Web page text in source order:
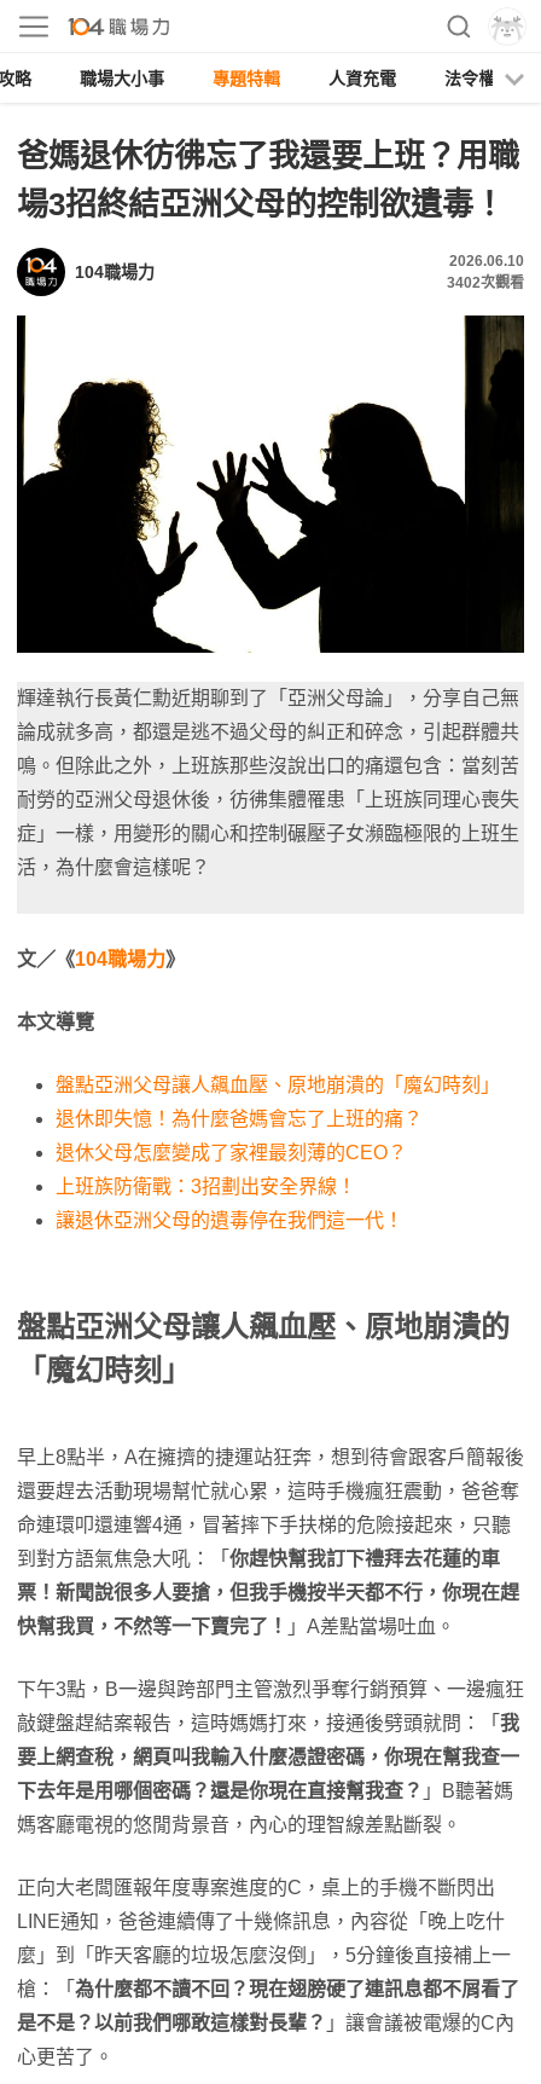
略 職場大小事 專題特輯 人資充電 法令權益
爸媽退休彷彿忘了我還要上班？用職
場3招終結亞洲父母的控制欲遺毒！
104職場力
2026.06.10
3402次觀看
輝達執行長黃仁勳近期聊到了「亞洲父母論」，分享自己無
論成就多高，都還是逃不過父母的糾正和碎念，引起群體共
鳴。但除此之外，上班族那些沒說出口的痛還包含：當刻苦
耐勞的亞洲父母退休後，彷彿集體罹患「上班族同理心喪失
症」一樣，用變形的關心和控制碾壓子女瀕臨極限的上班生
活，為什麼會這樣呢？
文／《104職場力》
本文導覽
盤點亞洲父母讓人飆血壓、原地崩潰的「魔幻時刻」
退休即失憶！為什麼爸媽會忘了上班的痛？
退休父母怎麼變成了家裡最刻薄的CEO？
上班族防衛戰：3招劃出安全界線！
讓退休亞洲父母的遺毒停在我們這一代！
盤點亞洲父母讓人飆血壓、原地崩潰的
「魔幻時刻」
早上8點半，A在擁擠的捷運站狂奔，想到待會跟客戶簡報後
還要趕去活動現場幫忙就心累，這時手機瘋狂震動，爸爸奪
命連環叩還連響4通，冒著摔下手扶梯的危險接起來，只聽
到對方語氣焦急大吼：「 你趕快幫我訂下禮拜去花蓮的車
票！新聞說很多人要搶，但我手機按半天都不行，你現在趕
快幫我買，不然等一下賣完了！ 」A差點當場吐血。
下午3點，B一邊與跨部門主管激烈爭奪行銷預算、一邊瘋狂
敲鍵盤趕結案報告，這時媽媽打來，接通後劈頭就問：「 我
要上網查稅，網頁叫我輸入什麼憑證密碼，你現在幫我查一
下去年是用哪個密碼？還是你現在直接幫我查？ 」B聽著媽
媽客廳電視的悠閒背景音，內心的理智線差點斷裂。
正向大老闆匯報年度專案進度的C，桌上的手機不斷閃出
LINE通知，爸爸連續傳了十幾條訊息，內容從「晚上吃什
麼」到「昨天客廳的垃圾怎麼沒倒」，5分鐘後直接補上一
槍：「 為什麼都不讀不回？現在翅膀硬了連訊息都不屑看了
是不是？以前我們哪敢這樣對長輩？ 」讓會議被電爆的C內
心更苦了。